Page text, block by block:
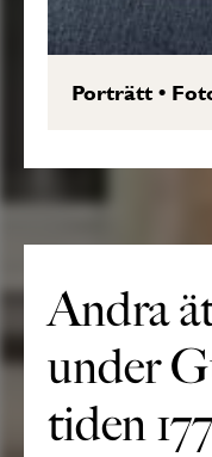
Porträtt•
Andra
under
tiden